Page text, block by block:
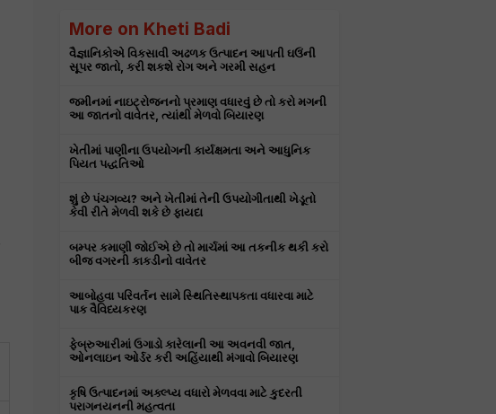
More on Kheti Badi
વૈજ્ઞાનિકોએ વિકસાવી અઢળક ઉત્પાદન આપતી ઘઉંની
સૂપર જાતો, કરી શકશે રોગ અને ગરમી સહન
જમીનમાં નાઇટ્રોજનનો પ્રમાણ વધારવું છે તો કરો મગની
આ જાતનો વાવેતર, ત્યાંથી મેળવો બિયારણ
ખેતીમાં પાણીના ઉપયોગની કાર્યક્ષમતા અને આધુનિક
પિયત પદ્ધતિઓ
શું છે પંચગવ્ય? અને ખેતીમાં તેની ઉપયોગીતાથી ખેડૂતો
કેવી રીતે મેળવી શકે છે ફાયદા
બમ્પર કમાણી જોઈએ છે તો માર્ચમાં આ તકનીક થકી કરો
બીજ વગરની કાકડીનો વાવેતર
આબોહવા પરિવર્તન સામે સ્થિતિસ્થાપકતા વધારવા માટે
પાક વૈવિધ્યકરણ
ફેબ્રુઆરીમાં ઉગાડો કારેલાની આ અવનવી જાત,
ઓનલાઇન ઓર્ડર કરી અહિંયાથી મંગાવો બિયારણ
કૃષિ ઉત્પાદનમાં અક્લ્પ્ય વધારો મેળવવા માટે કુદરતી
પરાગનયનની મહત્વતા